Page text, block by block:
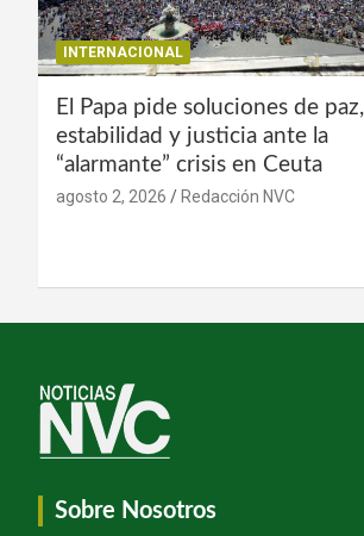
INTERNACIONAL
El Papa pide soluciones de paz,
estabilidad y justicia ante la
“alarmante” crisis en Ceuta
agosto 2, 2026 Redacción NVC
Sobre Nosotros